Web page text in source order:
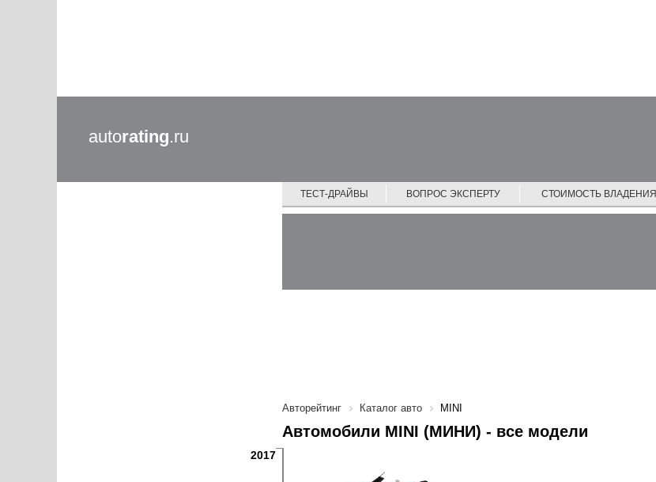
autorating.ru
ТЕСТ-ДРАЙВЫ ВОПРОС ЭКСПЕРТУ СТОИМОСТЬ ВЛАДЕНИЯ
Авторейтинг Каталог авто MINI
Автомобили MINI (МИНИ) - все модели
2017